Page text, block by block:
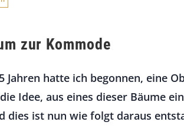
zur Kommode
Jahren hatte ich begonnen, eine
Idee, aus eines dieser Bäume
dies ist nun wie folgt daraus